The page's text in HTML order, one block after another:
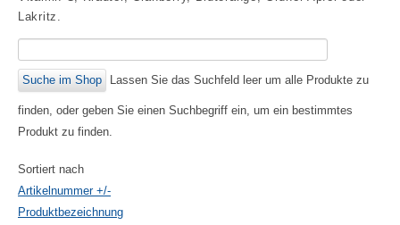
Lakritz.
Lassen Sie das Suchfeld leer um alle Produkte zu
finden, oder geben Sie einen Suchbegriff ein, um ein bestimmtes
Produkt zu finden.
Sortiert nach
Artikelnummer +/-
Produktbezeichnung